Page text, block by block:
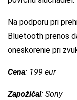
Na podporu pri
Bluetooth prenos
oneskorenie pri
Cena: 199 eur
Zapožičal: Sony